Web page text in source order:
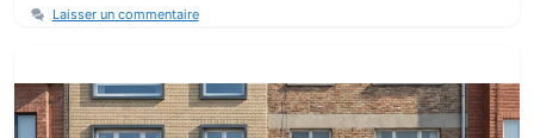
Laisser un commentaire